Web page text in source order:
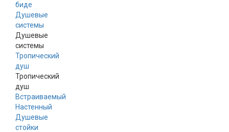
биде
Душевые
системы
Душевые
системы
Тропический
душ
Тропический
душ
Встраиваемый
Настенный
Душевые
стойки